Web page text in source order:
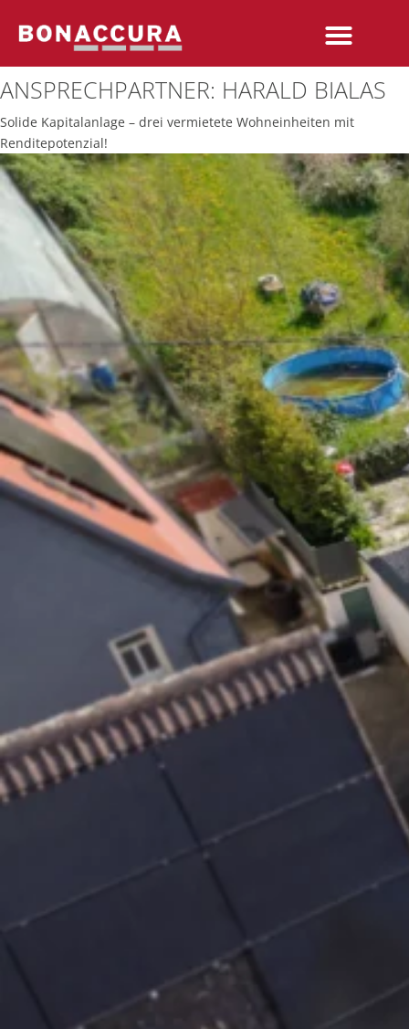
ANSPRECHPARTNER: HARALD BIALAS
Solide Kapitalanlage – drei vermietete Wohneinheiten mit
Renditepotenzial!